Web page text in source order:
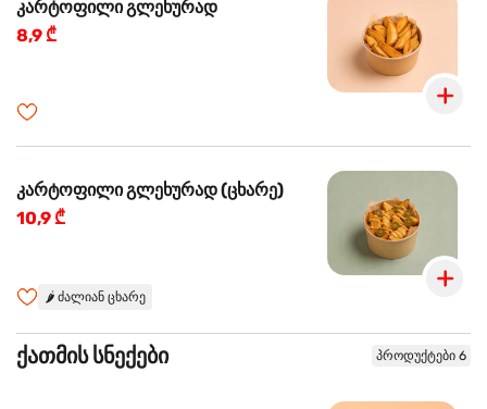
კარტოფილი გლეხურად
8,9 ₾
კარტოფილი გლეხურად (ცხარე)
10,9 ₾
🌶️ ძალიან ცხარე
ქათმის სნექები პროდუქტები 6